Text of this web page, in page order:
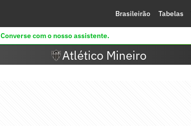
Brasileirão Tabelas
Converse com o nosso assistente.
Atlético Mineiro